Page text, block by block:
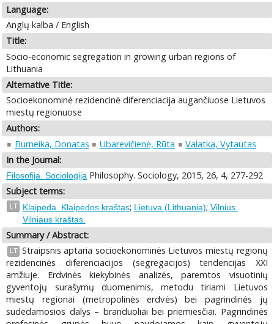
Language:
Anglų kalba / English
Title:
Socio-economic segregation in growing urban regions of
Lithuania
Alternative Title:
Socioekonominė rezidencinė diferenciacija augančiuose Lietuvos
miestų regionuose
Authors:
Burneika, Donatas
Ubarevičienė, Rūta
Valatka, Vytautas
In the Journal:
Filosofija. Sociologija Philosophy. Sociology, 2015, 26, 4, 277-292
Subject terms:
LT Klaipėda. Klaipėdos kraštas; Lietuva (Lithuania); Vilnius.
Vilniaus kraštas.
Summary / Abstract:
LT Straipsnis aptaria socioekonominės Lietuvos miestų regionų
rezidencinės diferenciacijos (segregacijos) tendencijas XXI
amžiuje. Erdvinės kiekybinės analizės, paremtos visuotinių
gyventojų surašymų duomenimis, metodu tiriami Lietuvos
miestų regionai (metropolinės erdvės) bei pagrindinės jų
sudedamosios dalys – branduoliai bei priemiesčiai. Pagrindinės